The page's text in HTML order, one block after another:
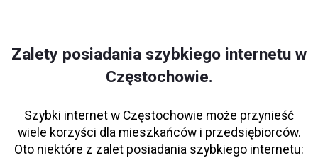
Zalety posiadania szybkiego internetu w
Częstochowie.
Szybki internet w Częstochowie może przynieść
wiele korzyści dla mieszkańców i przedsiębiorców.
Oto niektóre z zalet posiadania szybkiego internetu: